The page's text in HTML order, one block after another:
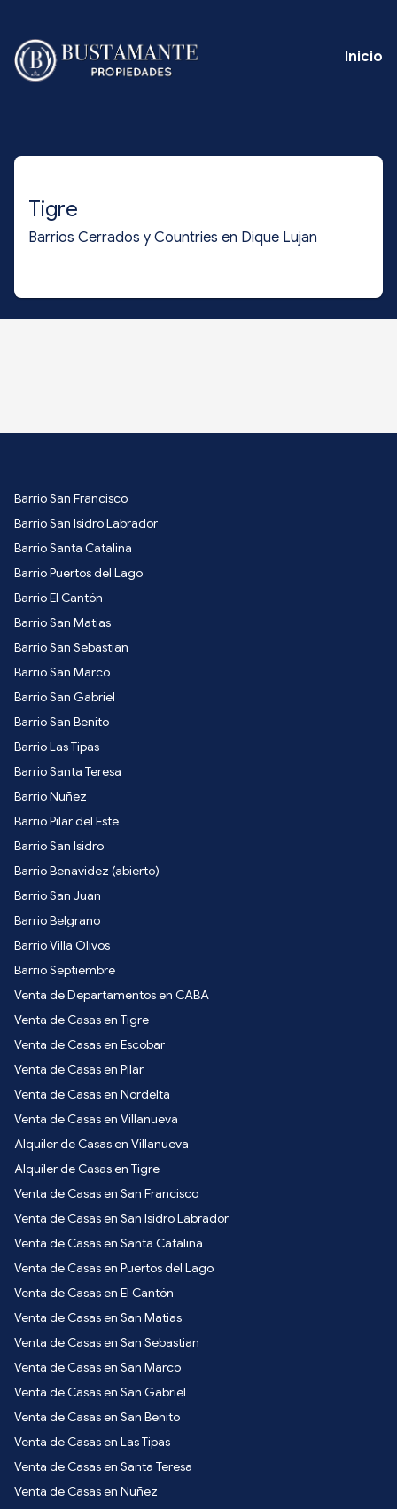
Inicio
Tigre
Barrios Cerrados y Countries en Dique Lujan
Barrio San Francisco
Barrio San Isidro Labrador
Barrio Santa Catalina
Barrio Puertos del Lago
Barrio El Cantón
Barrio San Matias
Barrio San Sebastian
Barrio San Marco
Barrio San Gabriel
Barrio San Benito
Barrio Las Tipas
Barrio Santa Teresa
Barrio Nuñez
Barrio Pilar del Este
Barrio San Isidro
Barrio Benavidez (abierto)
Barrio San Juan
Barrio Belgrano
Barrio Villa Olivos
Barrio Septiembre
Venta de Departamentos en CABA
Venta de Casas en Tigre
Venta de Casas en Escobar
Venta de Casas en Pilar
Venta de Casas en Nordelta
Venta de Casas en Villanueva
Alquiler de Casas en Villanueva
Alquiler de Casas en Tigre
Venta de Casas en San Francisco
Venta de Casas en San Isidro Labrador
Venta de Casas en Santa Catalina
Venta de Casas en Puertos del Lago
Venta de Casas en El Cantón
Venta de Casas en San Matias
Venta de Casas en San Sebastian
Venta de Casas en San Marco
Venta de Casas en San Gabriel
Venta de Casas en San Benito
Venta de Casas en Las Tipas
Venta de Casas en Santa Teresa
Venta de Casas en Nuñez